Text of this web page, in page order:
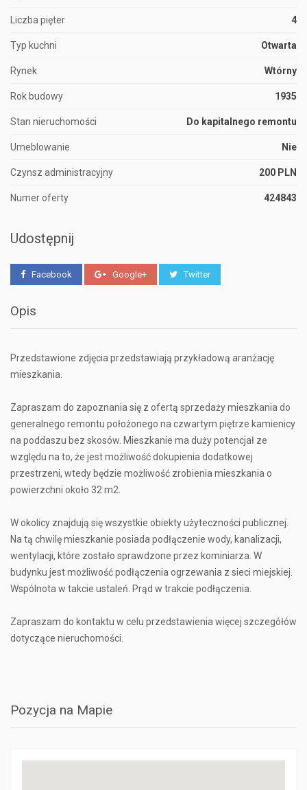
Liczba pięter 4
Typ kuchni Otwarta
Rynek Wtórny
Rok budowy 1935
Stan nieruchomości Do kapitalnego remontu
Umeblowanie Nie
Czynsz administracyjny 200 PLN
Numer oferty 424843
Udostępnij
Facebook Google+ Twitter
Opis
Przedstawione zdjęcia przedstawiają przykładową aranżację
mieszkania.
Zapraszam do zapoznania się z ofertą sprzedaży mieszkania do
generalnego remontu położonego na czwartym piętrze kamienicy
na poddaszu bez skosów. Mieszkanie ma duży potencjał ze
względu na to, że jest możliwość dokupienia dodatkowej
przestrzeni, wtedy będzie możliwość zrobienia mieszkania o
powierzchni około 32 m2.
W okolicy znajdują się wszystkie obiekty użyteczności publicznej.
Na tą chwilę mieszkanie posiada podłączenie wody, kanalizacji,
wentylacji, które zostało sprawdzone przez kominiarza. W
budynku jest możliwość podłączenia ogrzewania z sieci miejskiej.
Wspólnota w takcie ustaleń. Prąd w trakcie podłączenia.
Zapraszam do kontaktu w celu przedstawienia więcej szczegółów
dotyczące nieruchomości.
Pozycja na Mapie